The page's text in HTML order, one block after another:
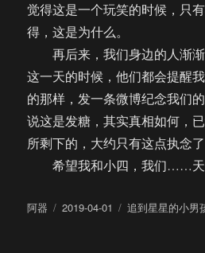
觉得这是一个玩笑的时候，只
得，这是为什么。
再后来，我们身边的人渐渐
这一天的时候，他们都会提醒
的那样，发一条微博纪念我们
说这是发糖，其实真相如何，
所剩下的，大约只有这点执念了
希望我和小四，我们……天
作
阿器
发
2019-04-01
分
追到星星的小男